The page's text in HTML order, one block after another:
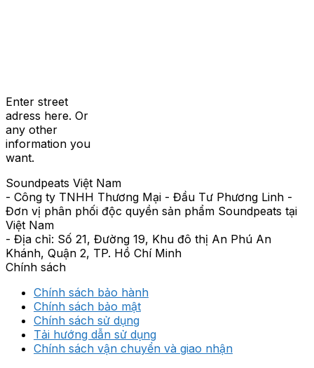
Enter street
adress here. Or
any other
information you
want.
Soundpeats Việt Nam
- Công ty TNHH Thương Mại - Đầu Tư Phương Linh -
Đơn vị phân phối độc quyền sản phẩm Soundpeats tại
Việt Nam
- Địa chỉ: Số 21, Đường 19, Khu đô thị An Phú An
Khánh, Quận 2, TP. Hồ Chí Minh
Chính sách
Chính sách bảo hành
Chính sách bảo mật
Chính sách sử dụng
Tải hướng dẫn sử dụng
Chính sách vận chuyển và giao nhận